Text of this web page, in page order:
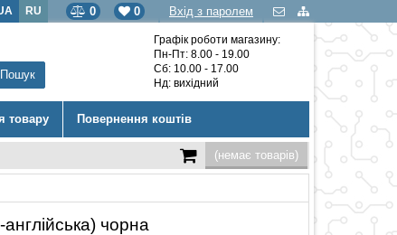
Вхід з паролем
0
0
RU
Графік роботи магазину:
Пн-Пт: 8.00 - 19.00
Сб: 10.00 - 17.00
Нд: вихідний
товару Повернення коштів
(немає товарів)
англійська) чорна